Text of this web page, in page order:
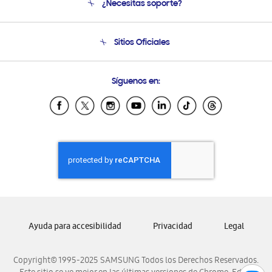
Soporte
Condiciones de Compra
¿Necesitas soporte?
Soporte vía eMail
Sitios Oficiales
Samsung Ecuador
Samsung El Salvador
Samsung Honduras
Samsung Nicaragua
Samsung Panamá
Samsung Venezuela
Síguenos en:
Copyright© 1995-2025 SAMSUNG Todos los Derechos Reservados.
Ayuda para accesibilidad Privacidad Legal